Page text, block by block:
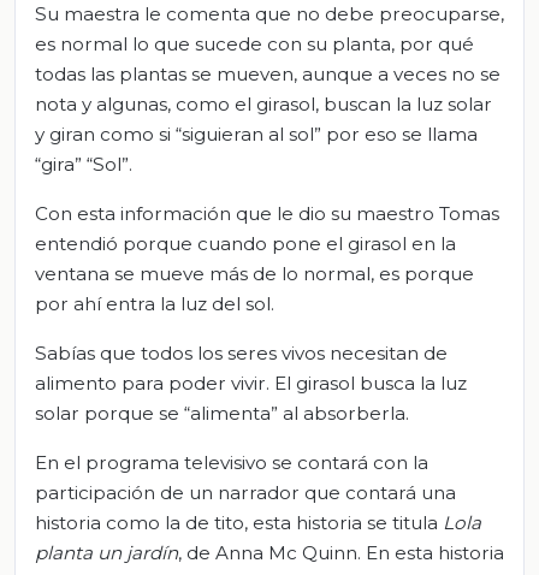
Su maestra le comenta que no debe preocuparse,
es normal lo que sucede con su planta, por qué
todas las plantas se mueven, aunque a veces no se
nota y algunas, como el girasol, buscan la luz solar
y giran como si “siguieran al sol” por eso se llama
“gira” “Sol”.
Con esta información que le dio su maestro Tomas
entendió porque cuando pone el girasol en la
ventana se mueve más de lo normal, es porque
por ahí entra la luz del sol.
Sabías que todos los seres vivos necesitan de
alimento para poder vivir. El girasol busca la luz
solar porque se “alimenta” al absorberla.
En el programa televisivo se contará con la
participación de un narrador que contará una
historia como la de tito, esta historia se titula Lola
planta un jardín, de Anna Mc Quinn. En esta historia